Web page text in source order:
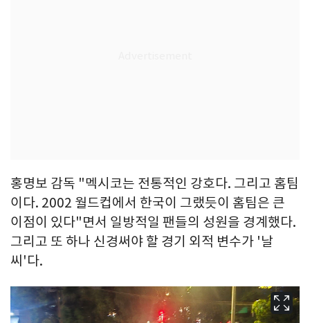
홍명보 감독 "멕시코는 전통적인 강호다. 그리고 홈팀
이다. 2002 월드컵에서 한국이 그랬듯이 홈팀은 큰
이점이 있다"면서 일방적일 팬들의 성원을 경계했다.
그리고 또 하나 신경써야 할 경기 외적 변수가 '날
씨'다.